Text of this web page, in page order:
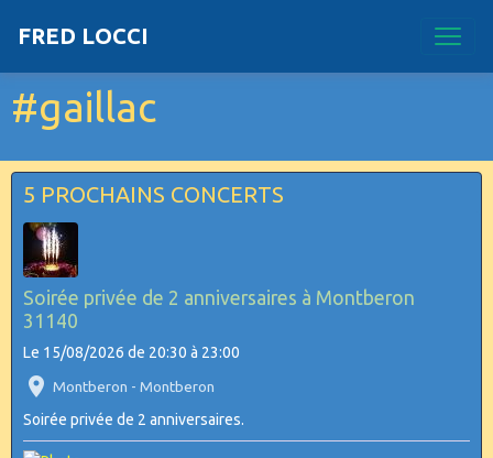
FRED LOCCI
#gaillac
5 PROCHAINS CONCERTS
Soirée privée de 2 anniversaires à Montberon
31140
Le 15/08/2026 de 20:30 à 23:00
Montberon - Montberon
Soirée privée de 2 anniversaires.